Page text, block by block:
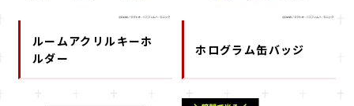
ルームアクリルキーホ
ルダー
ホログラム缶バッジ